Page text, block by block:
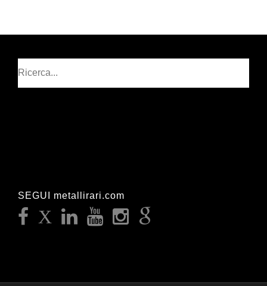
SEGUI metallirari.com